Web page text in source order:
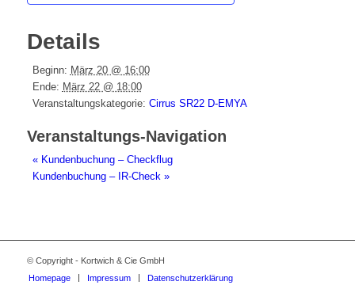
Details
Beginn: März 20 @ 16:00
Ende: März 22 @ 18:00
Veranstaltungskategorie: Cirrus SR22 D-EMYA
Veranstaltungs-Navigation
«Kundenbuchung – Checkflug
Kundenbuchung – IR-Check »
© Copyright - Kortwich & Cie GmbH
Homepage
Impressum Datenschutzerklärung